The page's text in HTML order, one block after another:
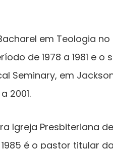
em Teologia
de 1978 a 1981 e
Seminary, em
2001.
Igreja Presbiteriana
1985 é o pastor titular